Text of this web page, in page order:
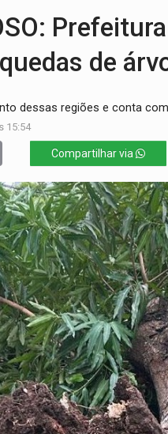
de
dessas regiões e conta
15:54
Compartilhar via